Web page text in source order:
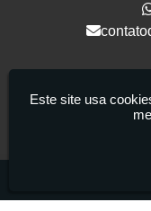
Rua
Este site usa